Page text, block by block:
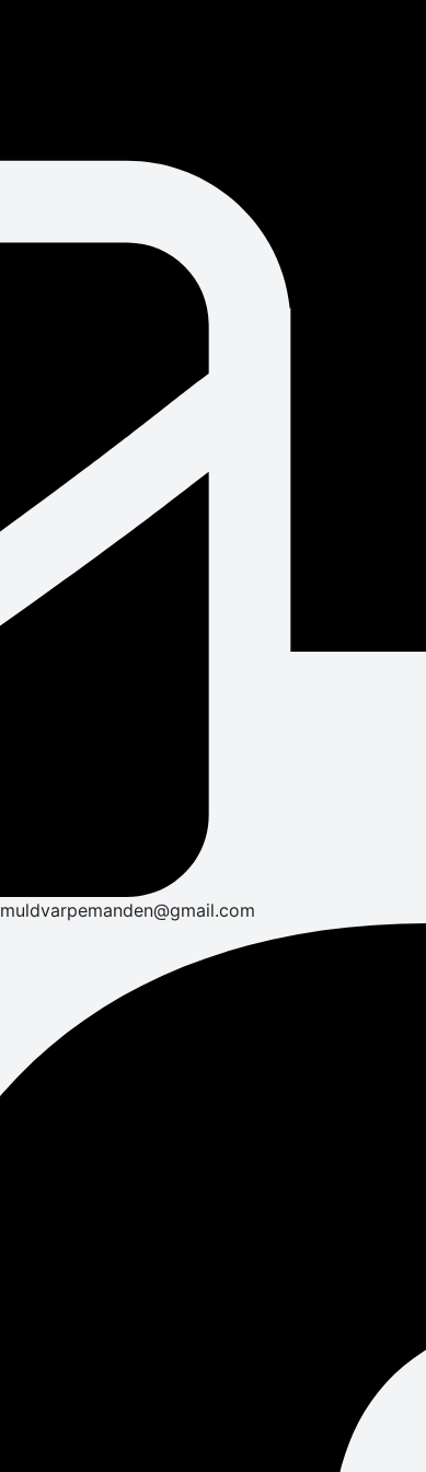
muldvarpemanden@gmail.com